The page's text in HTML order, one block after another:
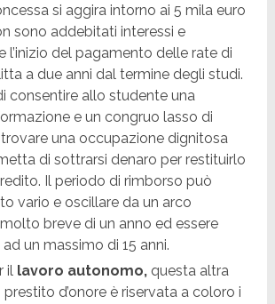
si aggira intorno ai 5 mila euro
sono addebitati interessi e
l’inizio del pagamento delle rate di
a due anni dal termine degli studi.
consentire allo studente una
e un congruo lasso di
una occupazione dignitosa
di sottrarsi denaro per restituirlo
Il periodo di rimborso può
vario e oscillare da un arco
breve di un anno ed essere
un massimo di 15 anni.
il lavoro autonomo,questa altra
d’onore è riservata a coloro i